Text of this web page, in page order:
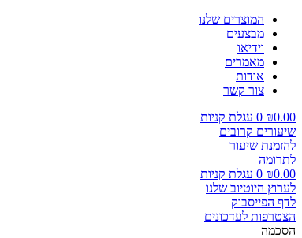
המוצרים שלנו
מבצעים
וידיאו
מאמרים
אודות
צור קשר
₪0.00
0 עגלת קניות
שיעורים קרובים
להזמנת שיעור
לתרומה
₪0.00
0 עגלת קניות
לערוץ היוטיוב שלנו
לדף הפייסבוק
הצטרפות לעדכונים
הסכמה